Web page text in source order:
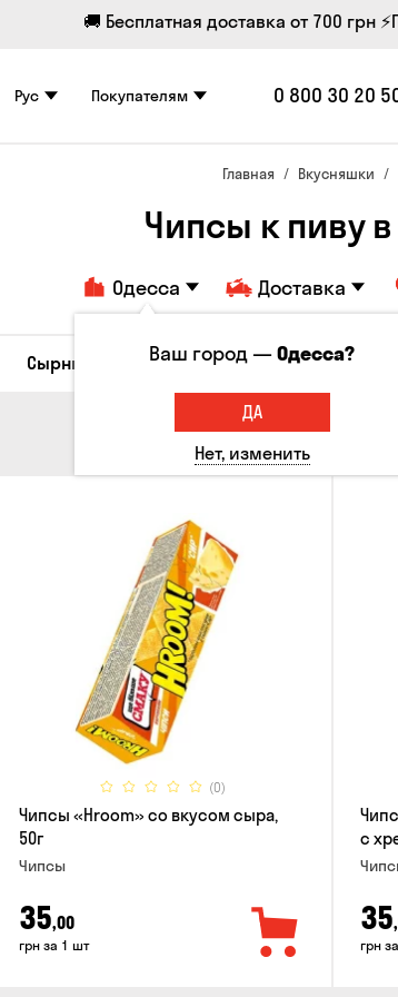
🚚 Бесплатная доставка от 700 грн
Рус Покупателям 0 800 30 20
Главная Вкусняшки
Чипсы к пиву
Одесса Доставка
Сырные закуски Орешки Кукуруза
(0)
Чипсы «Hroom» со вкусом сыра,
50г
Чипсы
35,00
грн за 1 шт
с
35
грн
Ваш город —Одесса?
ДА
Нет, изменить